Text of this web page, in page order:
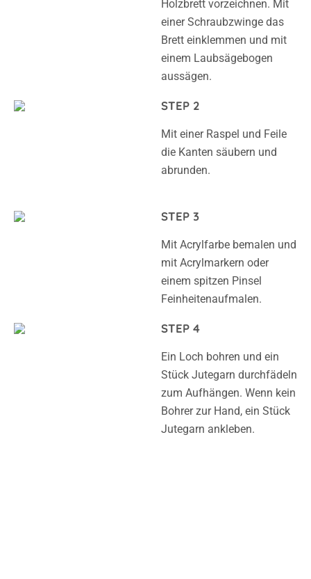
Holzbrett vorzeichnen. Mit
einer Schraubzwinge das
Brett einklemmen und mit
einem Laubsägebogen
aussägen.
STEP 2
Mit einer Raspel und Feile
die Kanten säubern und
abrunden.
STEP 3
Mit Acrylfarbe bemalen und
mit Acrylmarkern oder
einem spitzen Pinsel
Feinheitenaufmalen.
STEP 4
Ein Loch bohren und ein
Stück Jutegarn durchfädeln
zum Aufhängen. Wenn kein
Bohrer zur Hand, ein Stück
Jutegarn ankleben.